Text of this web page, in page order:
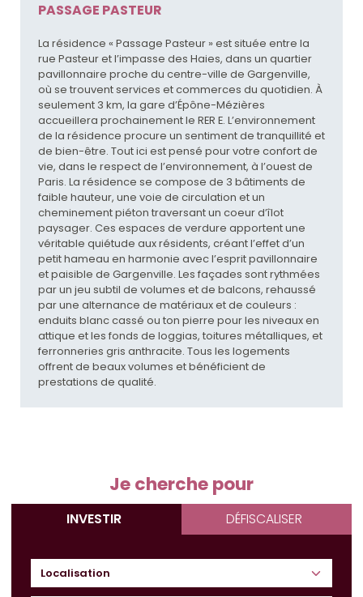
PASSAGE PASTEUR
La résidence « Passage Pasteur » est située entre la
rue Pasteur et l’impasse des Haies, dans un quartier
pavillonnaire proche du centre-ville de Gargenville,
où se trouvent services et commerces du quotidien. À
seulement 3 km, la gare d’Épône-Mézières
accueillera prochainement le RER E. L’environnement
de la résidence procure un sentiment de tranquillité et
de bien-être. Tout ici est pensé pour votre confort de
vie, dans le respect de l’environnement, à l’ouest de
Paris. La résidence se compose de 3 bâtiments de
faible hauteur, une voie de circulation et un
cheminement piéton traversant un coeur d’îlot
paysager. Ces espaces de verdure apportent une
véritable quiétude aux résidents, créant l’effet d’un
petit hameau en harmonie avec l’esprit pavillonnaire
et paisible de Gargenville. Les façades sont rythmées
par un jeu subtil de volumes et de balcons, rehaussé
par une alternance de matériaux et de couleurs :
enduits blanc cassé ou ton pierre pour les niveaux en
attique et les fonds de loggias, toitures métalliques, et
ferronneries gris anthracite. Tous les logements
offrent de beaux volumes et bénéficient de
prestations de qualité.
Je cherche pour
INVESTIR DÉFISCALISER